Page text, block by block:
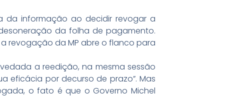
da informação ao decidir revogar a
da folha de pagamento.
revogação da MP abre o flanco para
a reedição, na mesma sessão
eficácia por decurso de prazo”. Mas
o fato é que o Governo Michel